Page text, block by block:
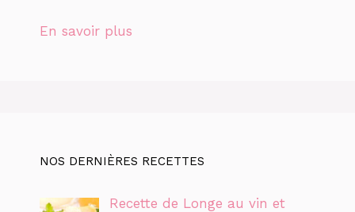
En savoir plus
NOS DERNIÈRES RECETTES
Recette de Longe au vin et